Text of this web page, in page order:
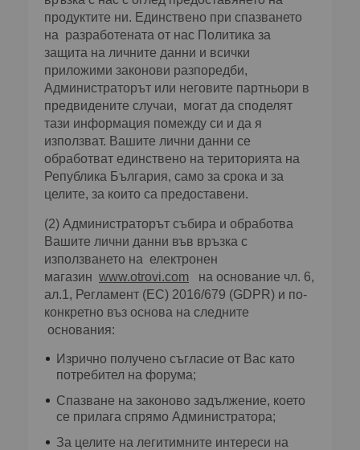
продуктите ни. Единствено при спазването
на разработената от нас Политика за
защита на личните данни и всички
приложими законови разпоредби,
Администраторът или неговите партньори в
предвидените случаи, могат да споделят
тази информация помежду си и да я
използват. Вашите лични данни се
обработват единствено на територията на
Република България, само за срока и за
целите, за които са предоставени.
(2) Администраторът събира и обработва
Вашите лични данни във връзка с
използването на електронен
магазин www.otrovi.com на основание чл. 6,
ал.1, Регламент (ЕС) 2016/679 (GDPR) и по-
конкретно въз основа на следните
основания:
Изрично получено съгласие от Вас като
потребител на форума;
Спазване на законово задължение, което
се прилага спрямо Администратора;
За целите на легитимните интереси на